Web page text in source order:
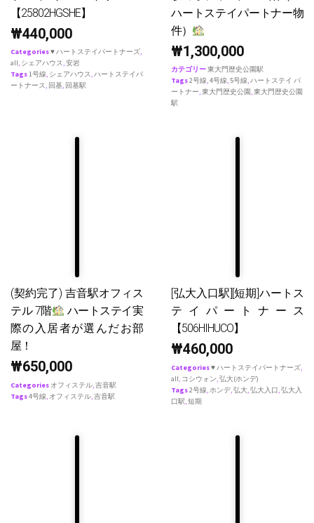
【25802HGSHE】
₩440,000
Categories♥ ハートステイパートナーズ,
all, シェアハウス,安岩
Tags1号線, シェアハウス,ハートステイパ
ートナース, 回基, 回基駅
ハートステイパートナー物
件）
₩1,300,000
カテゴリー東大門歴史公園駅
Tags2号線,4号線, 5号線,ハートステイ パ
ートナー,東大門歴史公園 ,東大門歴史公園
駅
(契約完了) 吉音駅オフィス
テル 7階
ハートステイ実
際の入居者が選んだお部
屋！
₩650,000
Categories オフィステル,吉音駅
Tags4号線, オフィステル,吉音駅
[弘大入口駅][短期]ハートス
テイパートナース
【506HIHUCO】
₩460,000
Categories♥ ハートステイパートナーズ,
all, コシウォン,弘大(ホンデ)
Tags2号線,ホンデ,弘大,弘大入口,弘大入
口駅,短期